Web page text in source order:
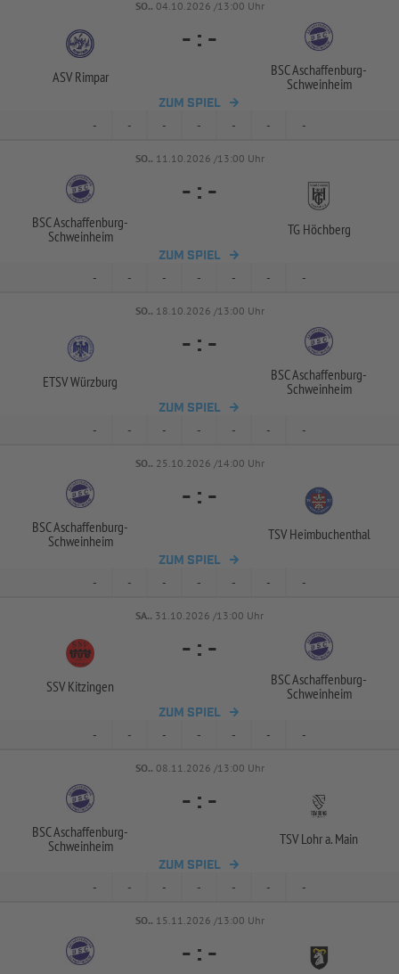
SO.. 04.10.2026 /13:00 Uhr
ASV Rimpar
- : -
BSC Aschaffenburg-
Schweinheim
ZUM SPIEL
- - - - - - -
SO.. 11.10.2026 /13:00 Uhr
BSC Aschaffenburg-
Schweinheim
- : -
TG Höchberg
ZUM SPIEL
- - - - - - -
SO.. 18.10.2026 /13:00 Uhr
ETSV Würzburg
- : -
BSC Aschaffenburg-
Schweinheim
ZUM SPIEL
- - - - - - -
SO.. 25.10.2026 /14:00 Uhr
BSC Aschaffenburg-
Schweinheim
- : -
TSV Heimbuchenthal
ZUM SPIEL
- - - - - - -
SA.. 31.10.2026 /13:00 Uhr
SSV Kitzingen
- : -
BSC Aschaffenburg-
Schweinheim
ZUM SPIEL
- - - - - - -
SO.. 08.11.2026 /13:00 Uhr
BSC Aschaffenburg-
Schweinheim
- : -
TSV Lohr a. Main
ZUM SPIEL
- - - - - - -
SO.. 15.11.2026 /13:00 Uhr
- : -